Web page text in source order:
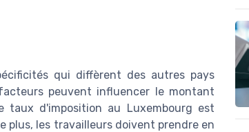
qui diffèrent des autres pays
peuvent influencer le montant
taux d'imposition au Luxembourg est
plus, les travailleurs doivent prendre en